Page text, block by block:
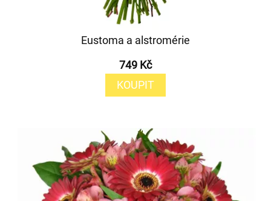
Eustoma a alstromérie
749 Kč
KOUPIT